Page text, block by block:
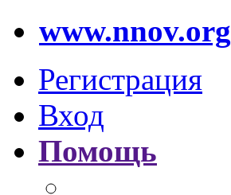
www.nnov.org
Регистрация
Вход
Помощь